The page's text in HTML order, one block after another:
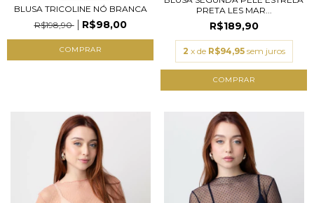
BLUSA TRICOLINE NÓ BRANCA
R$198,90
R$98,00
COMPRAR
PRETA LES MAR...
R$189,90
2 x de R$94,95 sem juros
COMPRAR